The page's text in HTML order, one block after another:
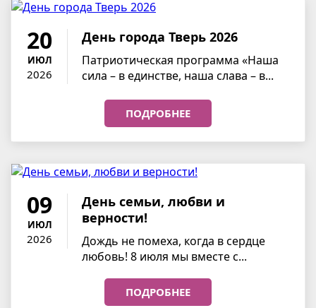
20
ИЮЛ
2026
День города Тверь 2026
Патриотическая программа «Наша
сила – в единстве, наша слава – в...
ПОДРОБНЕЕ
09
ИЮЛ
2026
День семьи, любви и
верности!
Дождь не помеха, когда в сердце
любовь! 8 июля мы вместе с...
ПОДРОБНЕЕ